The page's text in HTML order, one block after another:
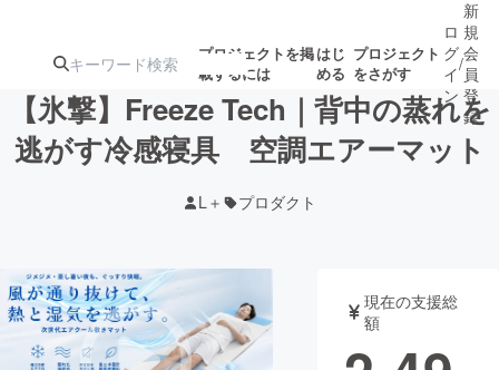
プロジェクトを掲
載するには
はじ
める
プロジェクト
をさがす
注目の新着プロ
ジェクト
ロジェクト
アート・写真 音楽
テクノロジー・ガジェット ゲーム・サ
ロ
グ
イ
ン
/
新
規
会
員
登
録
【氷撃】Freeze Tech｜背中の蒸れを
逃がす冷感寝具 空調エアーマット
L＋ プロダクト
現在の支援総
額